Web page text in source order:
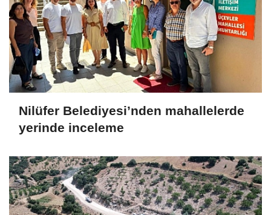
Nilüfer Belediyesi’nden mahallelerde
yerinde inceleme